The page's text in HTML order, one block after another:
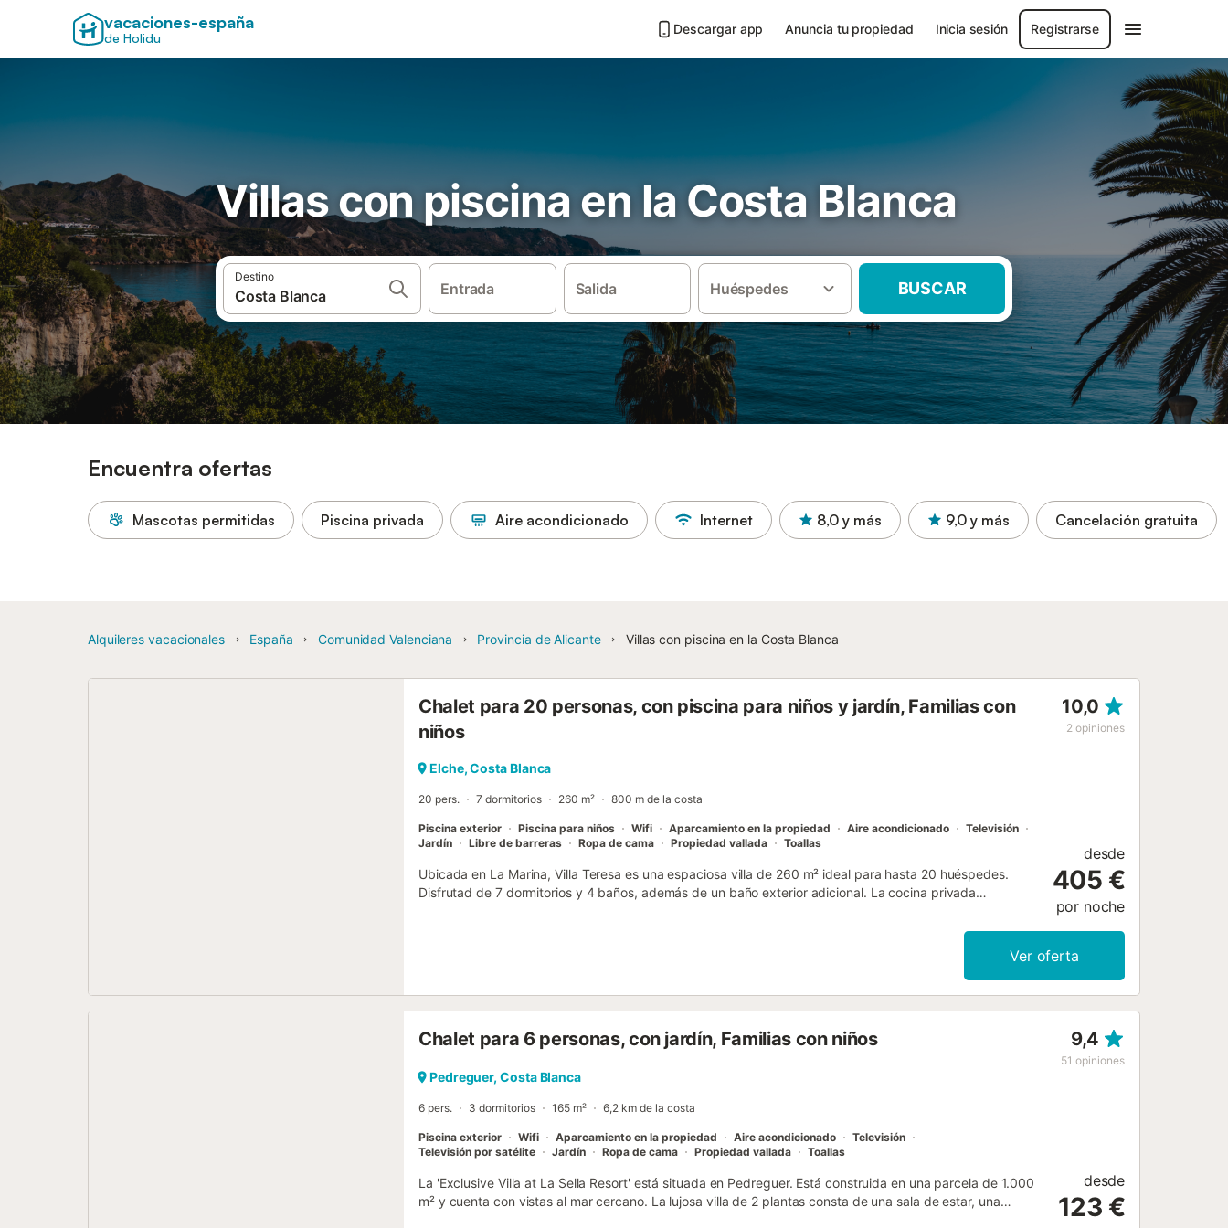
vacaciones-españa
de Holidu
Descargar app Anuncia tu propiedad Inicia sesión Registrarse
Villas con piscina en la Costa Blanca
Destino
Entrada Salida Huéspedes BUSCAR
Encuentra ofertas
Mascotas permitidas Piscina privada Aire acondicionado Internet 8,0 y más 9,0 y más Cancelación gratuita
Alquileres vacacionales España Comunidad Valenciana Provincia de Alicante Villas con piscina en la Costa Blanca
Chalet para 20 personas, con piscina para niños y jardín, Familias con
niños
10,0
2 opiniones
Elche, Costa Blanca
20 pers. 7 dormitorios 260 m² 800 m de la costa
Piscina exterior Piscina para niños Wifi Aparcamiento en la propiedad Aire acondicionado
Televisión
Jardín
Libre de barreras Ropa de cama Propiedad vallada Toallas
Ubicada en La Marina, Villa Teresa es una espaciosa villa de 260 m² ideal para hasta 20 huéspedes.
Disfrutad de 7 dormitorios y 4 baños, además de un baño exterior adicional. La cocina privada
las comodidades encontraréis Wi-Fi de alta velocidad para videollamadas, aire acondicionado privado,
climatizada y la ducha exterior. También hay piscina infantil compartida y parque infantil compartido,
mascotas y se permite fumar en la propiedad. Se pueden celebrar eventos, lo que hace que la villa sea
instalaciones recreativas incluyen billar compartido, equipamiento de gimnasio compartido y ping-pong
tenis. La propiedad ofrece acceso sin escalones y diseño interior sin barreras para mayor...
desde
405 €
por noche
Ver oferta
Chalet para 6 personas, con jardín, Familias con niños 9,4
51 opiniones
Pedreguer, Costa Blanca
6 pers. 3 dormitorios 165 m² 6,2 km de la costa
Piscina exterior Wifi Aparcamiento en la propiedad Aire acondicionado
Televisión
Televisión por satélite
Jardín Ropa de cama Propiedad vallada Toallas
La 'Exclusive Villa at La Sella Resort' está situada en Pedreguer. Está construida en una parcela de 1.000
m² y cuenta con vistas al mar cercano. La lujosa villa de 2 plantas consta de una sala de estar, una
desde
123 €